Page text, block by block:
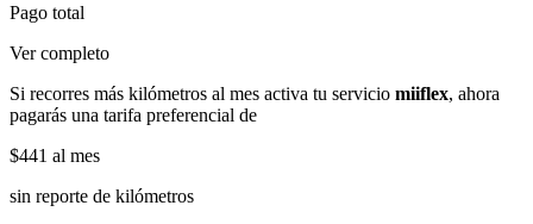
Pago total
Ver completo
Si recorres más kilómetros al mes activa tu servicio miiflex, ahora
pagarás una tarifa preferencial de
$441 al mes
sin reporte de kilómetros